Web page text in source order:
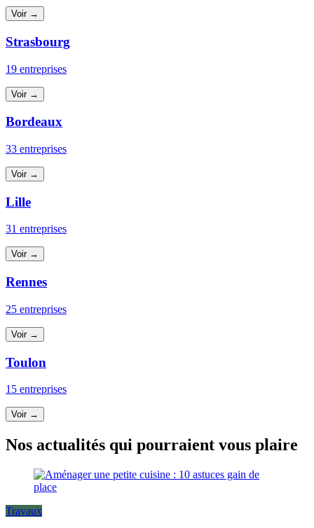
Voir →
Strasbourg
19 entreprises
Voir →
Bordeaux
33 entreprises
Voir →
Lille
31 entreprises
Voir →
Rennes
25 entreprises
Voir →
Toulon
15 entreprises
Voir →
Nos actualités qui pourraient vous plaire
Travaux